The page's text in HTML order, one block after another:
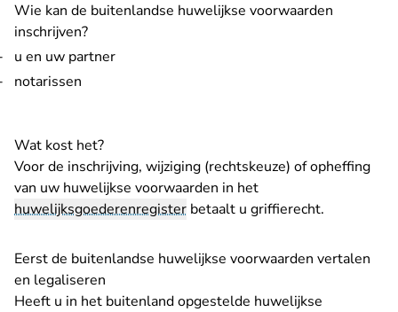
Wie kan de buitenlandse huwelijkse voorwaarden
inschrijven?
u en uw partner
notarissen
Wat kost het?
Voor de inschrijving, wijziging (rechtskeuze) of opheffing
van uw huwelijkse voorwaarden in het
huwelijksgoederenregister betaalt u griffierecht.
Eerst de buitenlandse huwelijkse voorwaarden vertalen
en legaliseren
Heeft u in het buitenland opgestelde huwelijkse